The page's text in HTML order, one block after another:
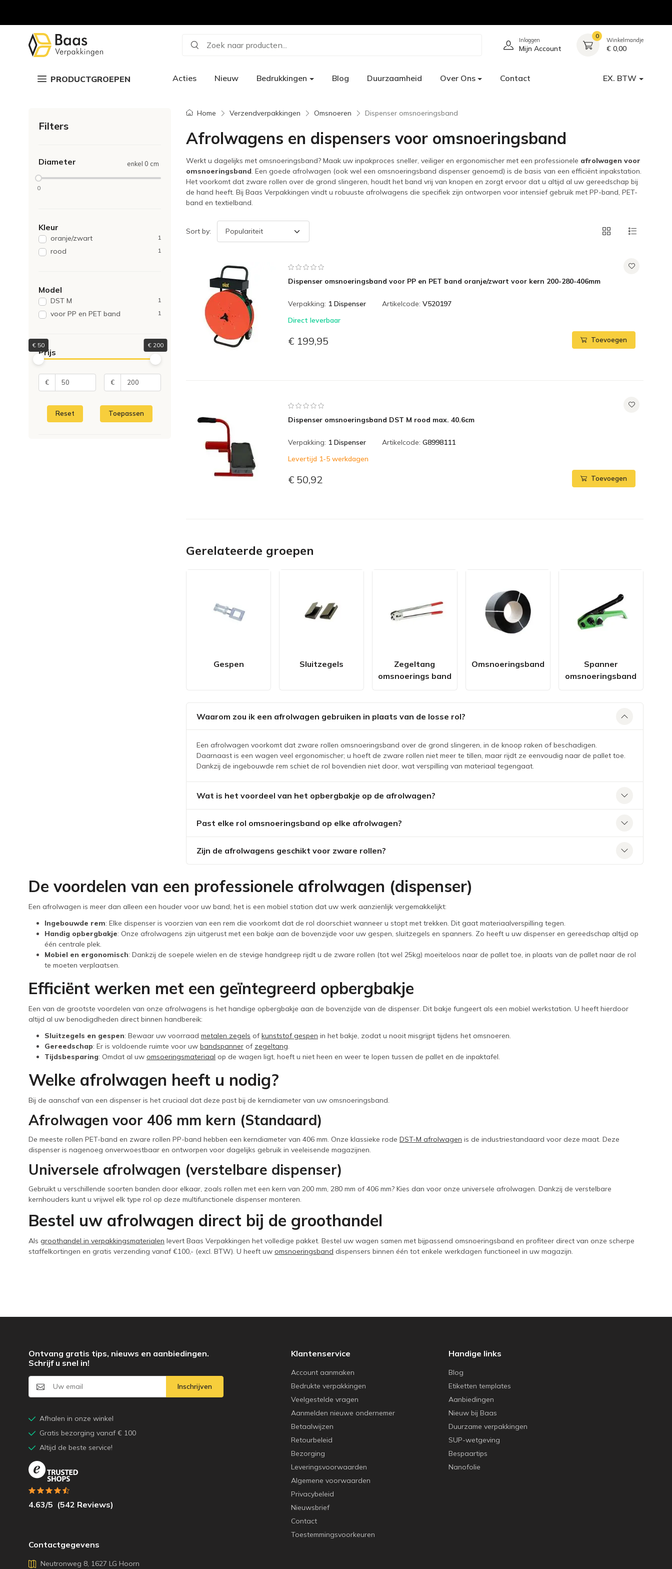
Zoek naar producten... Inloggen
Mijn Account
0
Winkelmandje
€ 0,00
PRODUCTGROEPEN Acties Nieuw Bedrukkingen Blog Duurzaamheid Over Ons Contact EX. BTW
Filters
Diameter enkel 0 cm
0
Kleur
oranje/zwart 1
rood 1
Model
DST M 1
voor PP en PET band 1
Prijs
€ 50 € 200
€ €
Reset Toepassen
Home Verzendverpakkingen Omsnoeren Dispenser omsnoeringsband
Afrolwagens en dispensers voor omsnoeringsband
Werkt u dagelijks met omsnoeringsband? Maak uw inpakproces sneller, veiliger en ergonomischer met een professionele afrolwagen voor
omsnoeringsband. Een goede afrolwagen (ook wel een omsnoeringsband dispenser genoemd) is de basis van een efficiënt inpakstation.
Het voorkomt dat zware rollen over de grond slingeren, houdt het band vrij van knopen en zorgt ervoor dat u altijd al uw gereedschap bij
de hand heeft. Bij Baas Verpakkingen vindt u robuuste afrolwagens die specifiek zijn ontworpen voor intensief gebruik met PP-band, PET-
band en textielband.
Sort by:
Dispenser omsnoeringsband voor PP en PET band oranje/zwart voor kern 200-280-406mm
Verpakking: 1 Dispenser Artikelcode: V520197
Direct leverbaar
€ 199,95 Toevoegen
Dispenser omsnoeringsband DST M rood max. 40.6cm
Verpakking: 1 Dispenser Artikelcode: G8998111
Levertijd 1-5 werkdagen
€ 50,92 Toevoegen
Gerelateerde groepen
Gespen Sluitzegels
Zegeltang
omsnoerings band
Omsnoeringsband
Spanner
omsnoeringsband
Waarom zou ik een afrolwagen gebruiken in plaats van de losse rol?
Een afrolwagen voorkomt dat zware rollen omsnoeringsband over de grond slingeren, in de knoop raken of beschadigen.
Daarnaast is een wagen veel ergonomischer; u hoeft de zware rollen niet meer te tillen, maar rijdt ze eenvoudig naar de pallet toe.
Dankzij de ingebouwde rem schiet de rol bovendien niet door, wat verspilling van materiaal tegengaat.
Wat is het voordeel van het opbergbakje op de afrolwagen?
Past elke rol omsnoeringsband op elke afrolwagen?
Zijn de afrolwagens geschikt voor zware rollen?
De voordelen van een professionele afrolwagen (dispenser)
Een afrolwagen is meer dan alleen een houder voor uw band; het is een mobiel station dat uw werk aanzienlijk vergemakkelijkt:
Ingebouwde rem: Elke dispenser is voorzien van een rem die voorkomt dat de rol doorschiet wanneer u stopt met trekken. Dit gaat materiaalverspilling tegen.
Handig opbergbakje: Onze afrolwagens zijn uitgerust met een bakje aan de bovenzijde voor uw gespen, sluitzegels en spanners. Zo heeft u uw dispenser en gereedschap altijd op
één centrale plek.
Mobiel en ergonomisch: Dankzij de soepele wielen en de stevige handgreep rijdt u de zware rollen (tot wel 25kg) moeiteloos naar de pallet toe, in plaats van de pallet naar de rol
te moeten verplaatsen.
Efficiënt werken met een geïntegreerd opbergbakje
Een van de grootste voordelen van onze afrolwagens is het handige opbergbakje aan de bovenzijde van de dispenser. Dit bakje fungeert als een mobiel werkstation. U heeft hierdoor
altijd al uw benodigdheden direct binnen handbereik:
Sluitzegels en gespen: Bewaar uw voorraad metalen zegels ofkunststof gespen in het bakje, zodat u nooit misgrijpt tijdens het omsnoeren.
Gereedschap: Er is voldoende ruimte voor uw bandspanner of zegeltang.
Tijdsbesparing: Omdat al uw omsoeringsmateriaal op de wagen ligt, hoeft u niet heen en weer te lopen tussen de pallet en de inpaktafel.
Welke afrolwagen heeft u nodig?
Bij de aanschaf van een dispenser is het cruciaal dat deze past bij de kerndiameter van uw omsnoeringsband.
Afrolwagen voor 406 mm kern (Standaard)
De meeste rollen PET-band en zware rollen PP-band hebben een kerndiameter van 406 mm. Onze klassieke rode DST-M afrolwagen is de industriestandaard voor deze maat. Deze
dispenser is nagenoeg onverwoestbaar en ontworpen voor dagelijks gebruik in veeleisende magazijnen.
Universele afrolwagen (verstelbare dispenser)
Gebruikt u verschillende soorten banden door elkaar, zoals rollen met een kern van 200 mm, 280 mm of 406 mm? Kies dan voor onze universele afrolwagen. Dankzij de verstelbare
kernhouders kunt u vrijwel elk type rol op deze multifunctionele dispenser monteren.
Bestel uw afrolwagen direct bij de groothandel
Als groothandel in verpakkingsmaterialen levert Baas Verpakkingen het volledige pakket. Bestel uw wagen samen met bijpassend omsnoeringsband en profiteer direct van onze scherpe
staffelkortingen en gratis verzending vanaf €100,- (excl. BTW). U heeft uw omsnoeringsband dispensers binnen één tot enkele werkdagen functioneel in uw magazijn.
Klantenservice
Account aanmaken
Bedrukte verpakkingen
Veelgestelde vragen
Aanmelden nieuwe ondernemer
Betaalwijzen
Retourbeleid
Bezorging
Leveringsvoorwaarden
Algemene voorwaarden
Privacybeleid
Nieuwsbrief
Contact
Toestemmingsvoorkeuren
Handige links
Blog
Etiketten templates
Aanbiedingen
Nieuw bij Baas
Duurzame verpakkingen
SUP-wetgeving
Bespaartips
Nanofolie
Contactgegevens
Neutronweg 8, 1627 LG Hoorn
Ontvang gratis tips, nieuws en aanbiedingen.
Schrijf u snel in!
Inschrijven
Afhalen in onze winkel
Gratis bezorging vanaf € 100
Altijd de beste service!
4.63/5 (542 Reviews)